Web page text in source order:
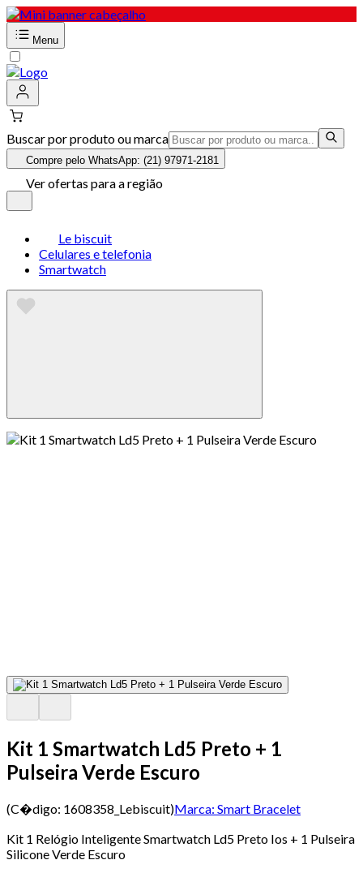
Menu
Buscar por produto ou marca
Compre pelo WhatsApp: (21) 97971-2181
Ver ofertas para a região
Le biscuit
Celulares e telefonia
Smartwatch
Kit 1 Smartwatch Ld5 Preto + 1
Pulseira Verde Escuro
(C�digo: 1608358_Lebiscuit)Marca: Smart Bracelet
Kit 1 Relógio Inteligente Smartwatch Ld5 Preto Ios + 1 Pulseira
Silicone Verde Escuro